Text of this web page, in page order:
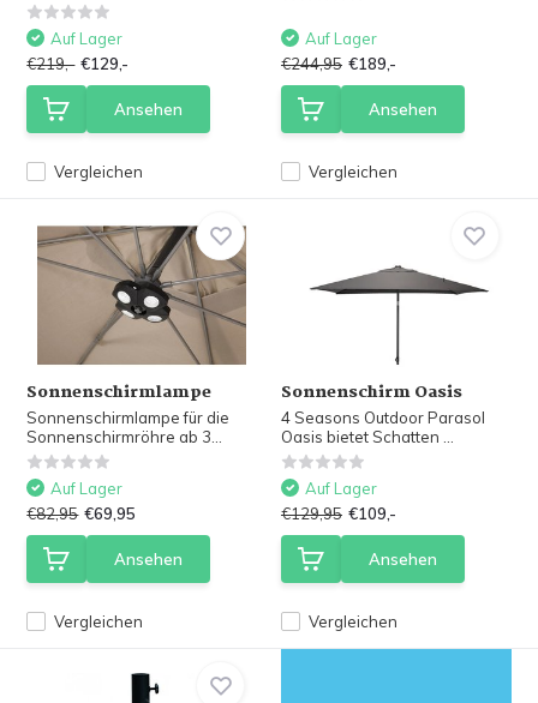
Vergleichen
Auf Lager
€219,- €129,-
Ansehen
Vergleichen
Auf Lager
€244,95 €189,-
Ansehen
Sonnenschirmlampe
Sonnenschirmlampe für die
Sonnenschirmröhre ab 3...
Vergleichen
Auf Lager
€82,95 €69,95
Ansehen
Sonnenschirm Oasis
4 Seasons Outdoor Parasol
Oasis bietet Schatten ...
Vergleichen
Auf Lager
€129,95 €109,-
Ansehen